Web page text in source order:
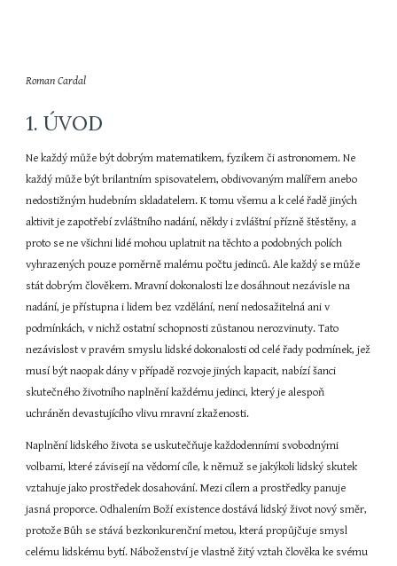
Roman Cardal
1. ÚVOD
Ne každý může být dobrým matematikem, fyzikem či astronomem. Ne
každý může být brilantním spisovatelem, obdivovaným malířem anebo
nedostižným hudebním skladatelem. K tomu všemu a k celé řadě jiných
aktivit je zapotřebí zvláštního nadání, někdy i zvláštní přízně štěstěny, a
proto se ne všichni lidé mohou uplatnit na těchto a podobných polích
vyhrazených pouze poměrně malému počtu jedinců. Ale každý se může
stát dobrým člověkem. Mravní dokonalosti lze dosáhnout nezávisle na
nadání, je přístupna i lidem bez vzdělání, není nedosažitelná ani v
podmínkách, v nichž ostatní schopnosti zůstanou nerozvinuty. Tato
nezávislost v pravém smyslu lidské dokonalosti od celé řady podmínek, jež
musí být naopak dány v případě rozvoje jiných kapacit, nabízí šanci
skutečného životního naplnění každému jedinci, který je alespoň
uchráněn devastujícího vlivu mravní zkaženosti.
Naplnění lidského života se uskutečňuje každodenními svobodnými
volbami, které závisejí na vědomí cíle, k němuž se jakýkoli lidský skutek
vztahuje jako prostředek dosahování. Mezi cílem a prostředky panuje
jasná proporce. Odhalením Boží existence dostává lidský život nový směr,
protože Bůh se stává bezkonkurenční metou, která propůjčuje smysl
celému lidskému bytí. Náboženství je vlastně žitý vztah člověka ke svému